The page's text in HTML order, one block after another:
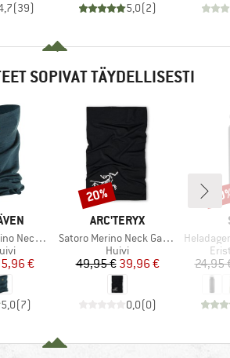
(39) 5,0(2)
SOPIVAT TÄYDELLISESTI
Gaiter
hinta
€
5,0(7)
MERKKI
ARC'TERYX
Tuote
Satoro Merino Neck Gaiter
Tuoteryhmä
Huivi
Hinta
49,95 €Alennettu hinta
39,96 €
0,0(0)
Alennus
20%
Tuote
HeladagenSt.
24,95